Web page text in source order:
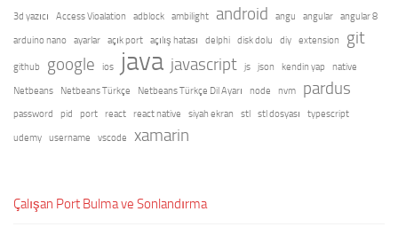
3d yazıcı Access Vioalation adblock ambilight android angu angular angular 8
arduino nano ayarlar açık port açılış hatası delphi disk dolu diy extension git
github google ios java javascript js json kendin yap native
Netbeans Netbeans Türkçe Netbeans Türkçe Dil Ayarı node nvm pardus
password pid port react react native siyah ekran stl stl dosyası typescript
udemy username vscode xamarin
Çalışan Port Bulma ve Sonlandırma